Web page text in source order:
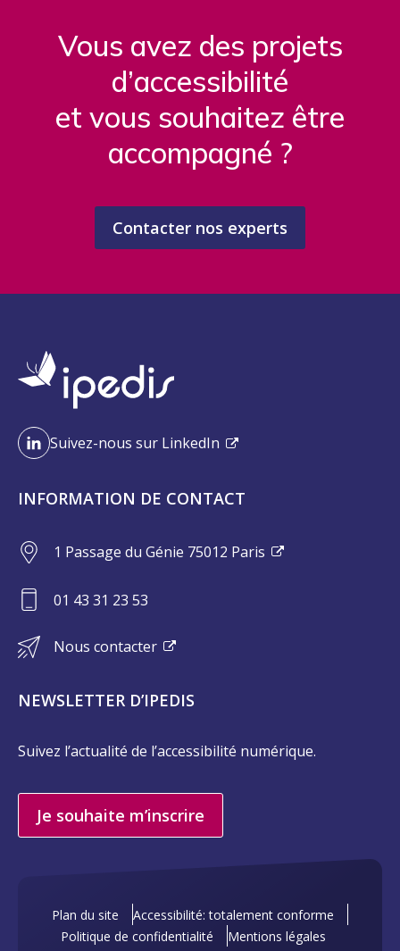
Vous avez des projets
d’accessibilité
et vous souhaitez être
accompagné ?
Contacter nos experts
Suivez-nous sur LinkedIn
INFORMATION DE CONTACT
1 Passage du Génie 75012 Paris
01 43 31 23 53
Nous contacter
NEWSLETTER D’IPEDIS
Suivez l’actualité de l’accessibilité numérique.
Je souhaite m’inscrire
Plan du site
Accessibilité: totalement conforme
Politique de confidentialité
Mentions légales